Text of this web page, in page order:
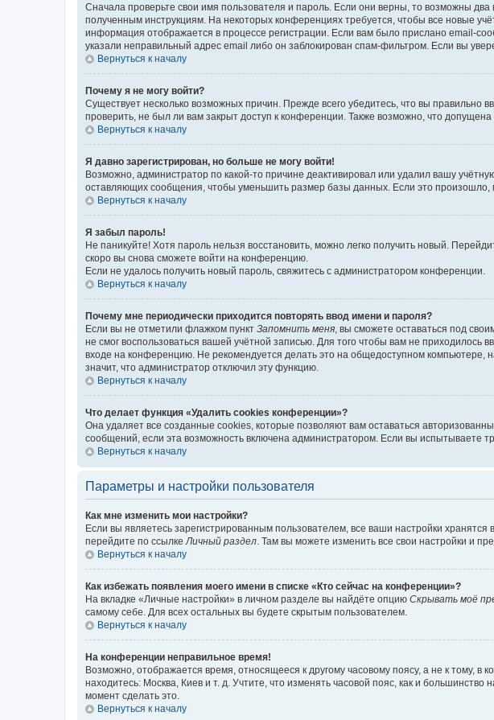
Сначала проверьте свои имя пользователя и пароль. Если они верны, то возможны
полученным инструкциям. На некоторых конференциях требуется, чтобы все новые
информация отображается в процессе регистрации. Если вам было прислано email-
указали неправильный адрес email либо он заблокирован спам-фильтром. Если вы
Вернуться к началу
Почему я не могу войти?
Существует несколько возможных причин. Прежде всего убедитесь, что вы
проверить, не был ли вам закрыт доступ к конференции. Также возможно, что
Вернуться к началу
Я давно зарегистрирован, но больше не могу войти!
Возможно, администратор по какой-то причине деактивировал или удалил вашу
оставляющих сообщения, чтобы уменьшить размер базы данных. Если это произошло,
Вернуться к началу
Я забыл пароль!
Не паникуйте! Хотя пароль нельзя восстановить, можно легко получить новый.
скоро вы снова сможете войти на конференцию.
Если не удалось получить новый пароль, свяжитесь с администратором конференции.
Вернуться к началу
Почему мне периодически приходится повторять ввод имени и пароля?
Если вы не отметили флажком пункт Запомнить меня , вы сможете оставаться под
не смог воспользоваться вашей учётной записью. Для того чтобы вам не
входе на конференцию. Не рекомендуется делать это на общедоступном компьютере,
значит, что администратор отключил эту функцию.
Вернуться к началу
Что делает функция «Удалить cookies конференции»?
Она удаляет все созданные cookies, которые позволяют вам оставаться
сообщений, если эта возможность включена администратором. Если вы испытываете
Вернуться к началу
Параметры и настройки пользователя
Как мне изменить мои настройки?
Если вы являетесь зарегистрированным пользователем, все ваши настройки
перейдите по ссылке Личный раздел . Там вы можете изменить все свои настройки и
Вернуться к началу
Как избежать появления моего имени в списке «Кто сейчас на конференции»?
На вкладке «Личные настройки» в личном разделе вы найдёте опцию Скрывать моё
самому себе. Для всех остальных вы будете скрытым пользователем.
Вернуться к началу
На конференции неправильное время!
Возможно, отображается время, относящееся к другому часовому поясу, а не к тому, в
находитесь: Москва, Киев и т. д. Учтите, что изменять часовой пояс, как и
момент сделать это.
Вернуться к началу